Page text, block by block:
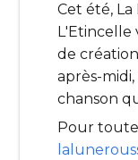
Cet été,
L'Etincelle
de
après-
chanson
Pour